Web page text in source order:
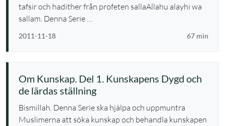
tafsir och hadither från profeten sallaAllahu alayhi wa
sallam. Denna Serie …
2011-11-18 67 min
Om Kunskap. Del 1. Kunskapens Dygd och
de lärdas ställning
Bismillah. Denna Serie ska hjälpa och uppmuntra
Muslimerna att söka kunskap och behandla kunskapen